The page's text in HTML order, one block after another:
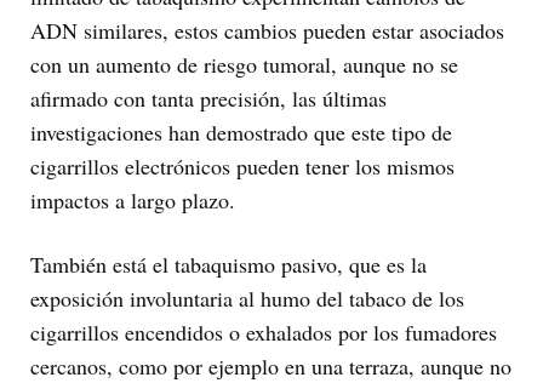
ADN similares, estos cambios pueden estar asociados
con un aumento de riesgo tumoral, aunque no se
afirmado con tanta precisión, las últimas
investigaciones han demostrado que este tipo de
cigarrillos electrónicos pueden tener los mismos
impactos a largo plazo.
También está el tabaquismo pasivo, que es la
exposición involuntaria al humo del tabaco de los
cigarrillos encendidos o exhalados por los fumadores
cercanos, como por ejemplo en una terraza, aunque no